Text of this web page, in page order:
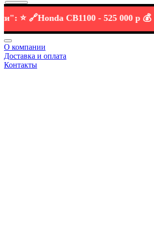
⭐️ 🔗 Honda CB1100 -525 000 р 💰 ⭐️ 🔗
О компании
Доставка и оплата
Контакты